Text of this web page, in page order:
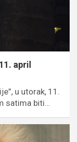
april
u utorak, 11.
satima biti…